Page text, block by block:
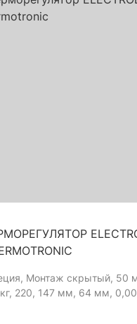
, Монтаж скрытый, 50
220, 147 мм, 64 мм,